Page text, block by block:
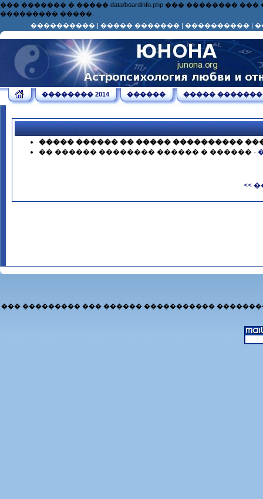
��� ������� � ����� data/boardinfo.php ���
��������� �����.
���������� | ����� ������� | ���������� |
�������� 2014 ������ ����� �������
����� ������ �� ����� ����������
�� ������ �������� ������ � ������ -
<<
��� ��������� ��� ������ �����������